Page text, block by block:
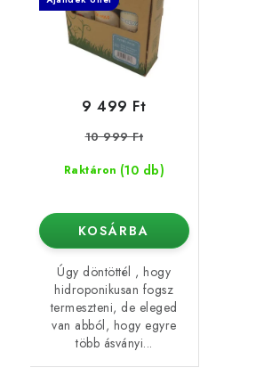
Raktáron (10 db)
9 499 Ft
10 999 Ft
KOSÁRBA
Úgy döntöttél , hogy
hidroponikusan fogsz
termeszteni, de eleged
van abból, hogy egyre
több ásványi...